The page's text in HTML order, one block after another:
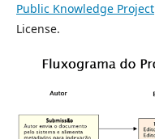
Public Knowledge Project
License.